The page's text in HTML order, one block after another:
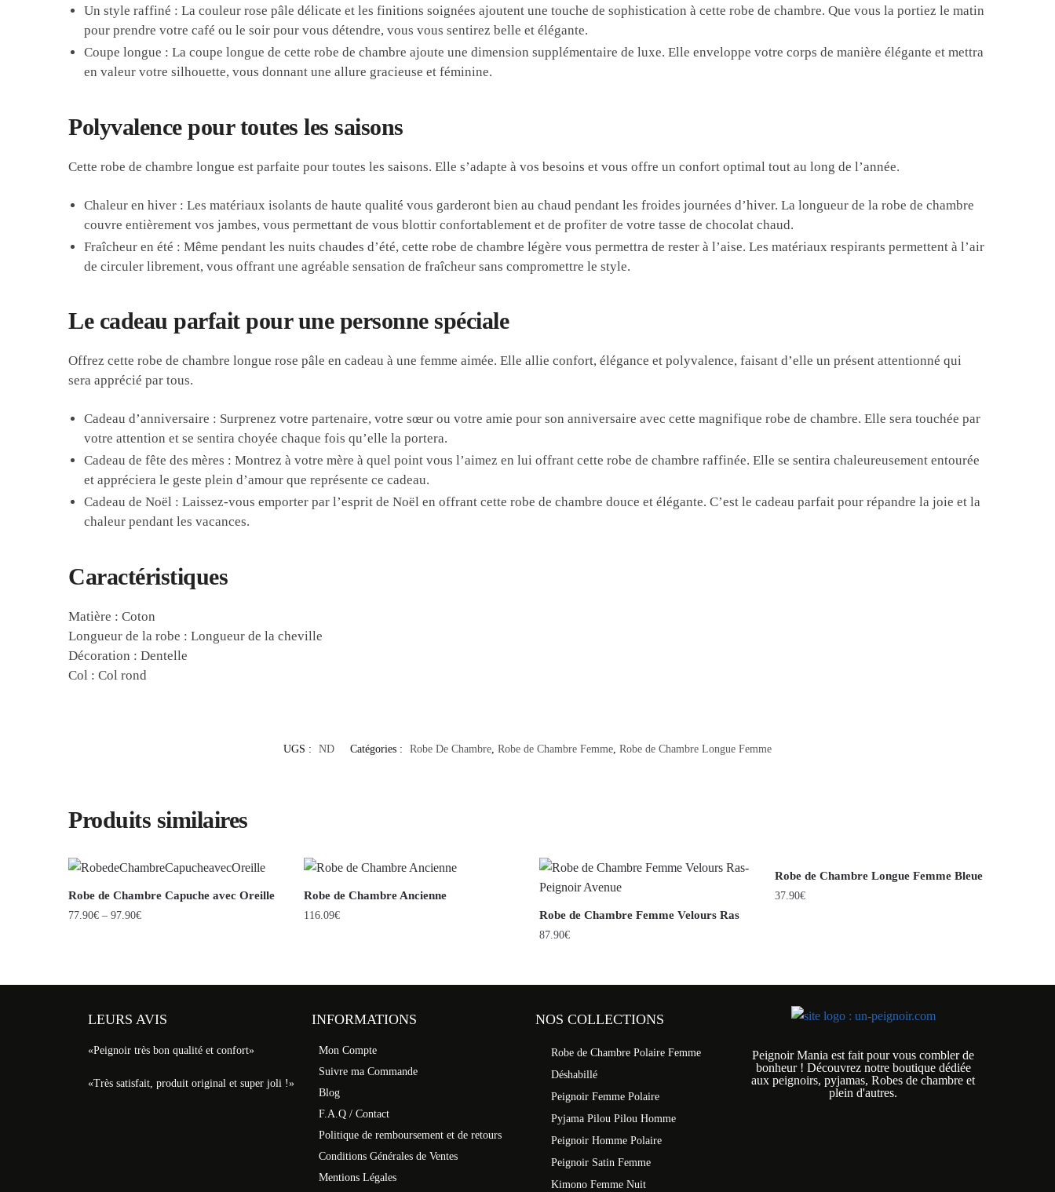
Un style raffiné : La couleur rose pâle délicate et les finitions soignées ajoutent une touche de sophistication à cette robe de chambre. Que vous la portiez le matin
pour prendre votre café ou le soir pour vous détendre, vous vous sentirez belle et élégante.
Coupe longue : La coupe longue de cette robe de chambre ajoute une dimension supplémentaire de luxe. Elle enveloppe votre corps de manière élégante et mettra
en valeur votre silhouette, vous donnant une allure gracieuse et féminine.
Polyvalence pour toutes les saisons
Cette robe de chambre longue est parfaite pour toutes les saisons. Elle s’adapte à vos besoins et vous offre un confort optimal tout au long de l’année.
Chaleur en hiver : Les matériaux isolants de haute qualité vous garderont bien au chaud pendant les froides journées d’hiver. La longueur de la robe de chambre
couvre entièrement vos jambes, vous permettant de vous blottir confortablement et de profiter de votre tasse de chocolat chaud.
Fraîcheur en été : Même pendant les nuits chaudes d’été, cette robe de chambre légère vous permettra de rester à l’aise. Les matériaux respirants permettent à l’air
de circuler librement, vous offrant une agréable sensation de fraîcheur sans compromettre le style.
Le cadeau parfait pour une personne spéciale
Offrez cette robe de chambre longue rose pâle en cadeau à une femme aimée. Elle allie confort, élégance et polyvalence, faisant d’elle un présent attentionné qui
sera apprécié par tous.
Cadeau d’anniversaire : Surprenez votre partenaire, votre sœur ou votre amie pour son anniversaire avec cette magnifique robe de chambre. Elle sera touchée par
votre attention et se sentira choyée chaque fois qu’elle la portera.
Cadeau de fête des mères : Montrez à votre mère à quel point vous l’aimez en lui offrant cette robe de chambre raffinée. Elle se sentira chaleureusement entourée
et appréciera le geste plein d’amour que représente ce cadeau.
Cadeau de Noël : Laissez-vous emporter par l’esprit de Noël en offrant cette robe de chambre douce et élégante. C’est le cadeau parfait pour répandre la joie et la
chaleur pendant les vacances.
Caractéristiques
Matière : Coton
Longueur de la robe : Longueur de la cheville
Décoration : Dentelle
Col : Col rond
UGS : ND Catégories : Robe De Chambre, Robe de Chambre Femme, Robe de Chambre Longue Femme
Produits similaires
Robe de Chambre Capuche avec Oreille
77.90€ –97.90€
Robe de Chambre Ancienne
116.09€ Robe de Chambre Femme Velours Ras
87.90€
Robe de Chambre Longue Femme Bleue
37.90€
LEURS AVIS
«Peignoir très bon qualité et confort»
«Très satisfait, produit original et super joli !»
INFORMATIONS
Mon Compte
Suivre ma Commande
Blog
F.A.Q / Contact
Politique de remboursement et de retours
Conditions Générales de Ventes
Mentions Légales
NOS COLLECTIONS
Robe de Chambre Polaire Femme
Déshabillé
Peignoir Femme Polaire
Pyjama Pilou Pilou Homme
Peignoir Homme Polaire
Peignoir Satin Femme
Kimono Femme Nuit
Peignoir Mania est fait pour vous combler de
bonheur ! Découvrez notre boutique dédiée
aux peignoirs, pyjamas, Robes de chambre et
plein d'autres.